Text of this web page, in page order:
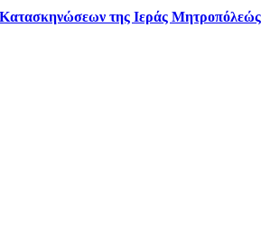
Κατασκηνώσεων της Ιεράς